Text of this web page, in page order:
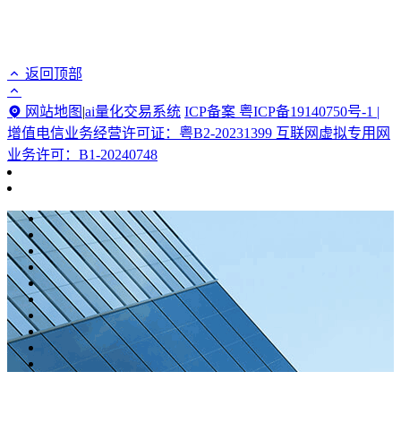
返回顶部
网站地图 |ai量化交易系统 ICP备案 粤ICP备19140750号-1 |
增值电信业务经营许可证：粤B2-20231399 互联网虚拟专用网
业务许可：B1-20240748